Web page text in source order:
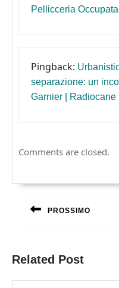
Pellicceria Occupata
Pingback:
separazione: un
Garnier | Radiocane
Comments are closed.
Navigazione
articoli
PROSSIMO
Related Post